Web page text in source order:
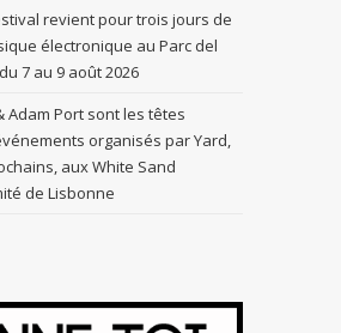
revient pour trois jours de
électronique au Parc del
7 au 9 août 2026
Adam Port sont les têtes
organisés par Yard,
aux White Sand
de Lisbonne